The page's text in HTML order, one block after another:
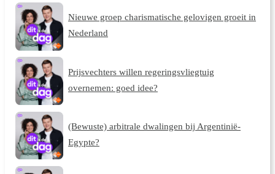
Nieuwe groep charismatische gelovigen groeit in
Nederland
Prijsvechters willen regeringsvliegtuig
overnemen: goed idee?
(Bewuste) arbitrale dwalingen bij Argentinië-
Egypte?